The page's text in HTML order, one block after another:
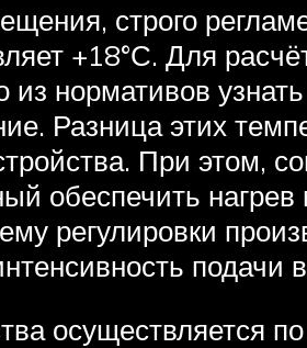
строго
+18°С. Для
из нормативов
Разница этих
При этом,
обеспечить
регулировки
подачи
осуществляется